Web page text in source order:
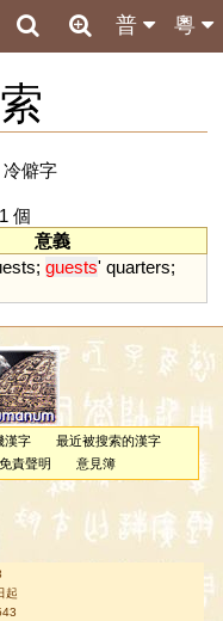
粵
普
冷僻字
個
意義
; guests' quarters;
漢字
最近被搜索的漢字
免責聲明 意見簿
起